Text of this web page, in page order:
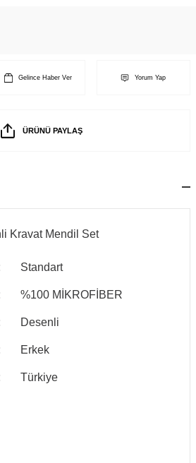
Gelince Haber Ver Yorum Yap
ÜRÜNÜ PAYLAŞ
Kravat Mendil Set
Standart
%100 MİKROFİBER
Desenli
Erkek
Türkiye